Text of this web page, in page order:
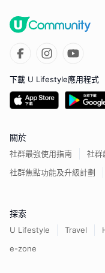
下載 U Lifestyle應用程式
關於
社群最強使用指南
社群
社群焦點功能及升級計劃
探索
U Lifestyle Travel
e-zone